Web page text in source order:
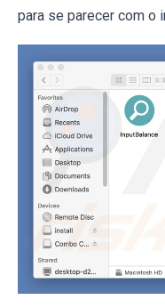
para se parecer com o